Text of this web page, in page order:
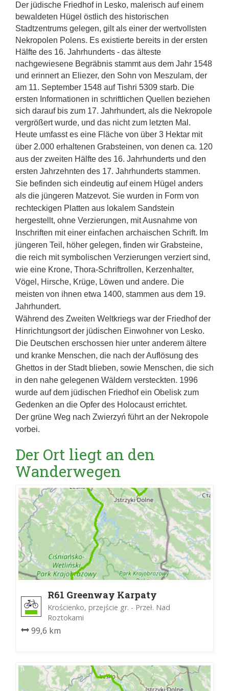
Der jüdische Friedhof in Lesko, malerisch auf einem
bewaldeten Hügel östlich des historischen
Stadtzentrums gelegen, gilt als einer der wertvollsten
Nekropolen Polens. Es existierte bereits in der ersten
Hälfte des 16. Jahrhunderts - das älteste
nachgewiesene Begräbnis stammt aus dem Jahr 1548
und erinnert an Eliezer, den Sohn von Meszulam, der
am 11. September 1548 auf Tishri 5309 starb. Die
ersten Informationen in schriftlichen Quellen beziehen
sich darauf bis zum 17. Jahrhundert, als die Nekropole
vergrößert wurde, und das nicht zum letzten Mal.
Heute umfasst es eine Fläche von über 3 Hektar mit
über 2.000 erhaltenen Grabsteinen, von denen ca. 120
aus der zweiten Hälfte des 16. Jahrhunderts und den
ersten Jahrzehnten des 17. Jahrhunderts stammen.
Sie befinden sich eindeutig auf einem Hügel anders
als die jüngeren Matzevot. Sie wurden in Form von
rechteckigen Platten aus lokalem Sandstein
hergestellt, ohne Verzierungen, mit Ausnahme von
Inschriften mit einer einfachen archaischen Schrift. Im
jüngeren Teil, höher gelegen, finden wir Grabsteine,
die reich mit symbolischen Verzierungen verziert sind,
wie eine Krone, Thora-Schriftrollen, Kerzenhalter,
Vögel, Hirsche, Krüge, Löwen und andere. Die
meisten von ihnen etwa 1400, stammen aus dem 19.
Jahrhundert.
Während des Zweiten Weltkriegs war der Friedhof der
Hinrichtungsort der jüdischen Einwohner von Lesko.
Die Deutschen erschossen hier unter anderem ältere
und kranke Menschen, die nach der Auflösung des
Ghettos in der Stadt blieben, sowie Menschen, die sich
in den nahe gelegenen Wäldern versteckten. 1996
wurde auf dem jüdischen Friedhof ein Obelisk zum
Gedenken an die Opfer des Holocaust errichtet.
Der grüne Weg nach Zwierzyń führt an der Nekropole
vorbei.
Der Ort liegt an den
Wanderwegen
R61 Greenway Karpaty
Wschodnie
Krościenko, przejście gr. - Przeł. Nad
Roztokami
99,6 km